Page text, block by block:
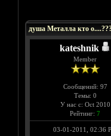
душа Металла кто
kateshnik
Member
Сообщений: 97
Темы: 0
У нас с: Oct 2010
Рейтинг: 7
03-01-2011, 02:36